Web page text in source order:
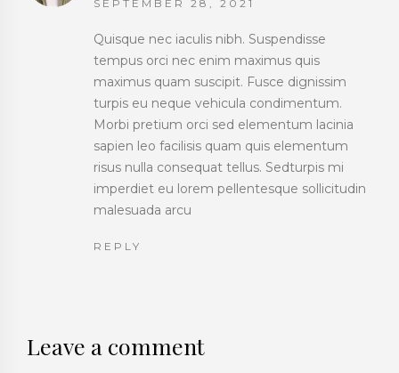
SEPTEMBER 28, 2021
Quisque nec iaculis nibh. Suspendisse
tempus orci nec enim maximus quis
maximus quam suscipit. Fusce dignissim
turpis eu neque vehicula condimentum.
Morbi pretium orci sed elementum lacinia
sapien leo facilisis quam quis elementum
risus nulla consequat tellus. Sedturpis mi
imperdiet eu lorem pellentesque sollicitudin
malesuada arcu
REPLY
Leave a comment